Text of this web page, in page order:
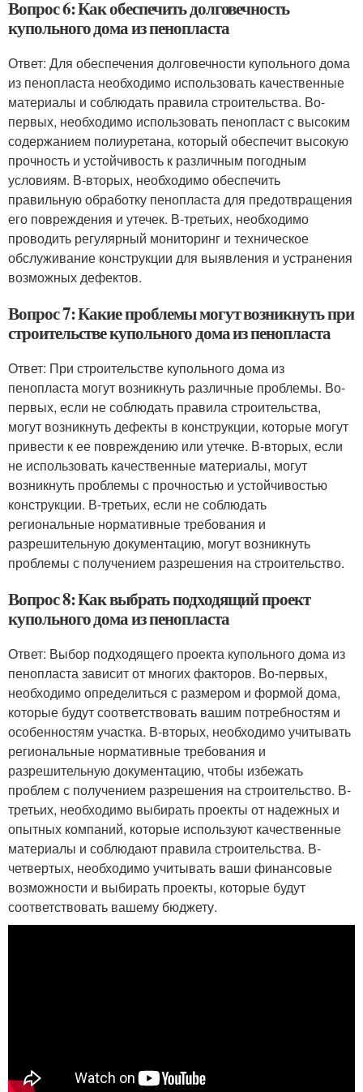
Вопрос 6: Как обеспечить долговечность
купольного дома из пенопласта
Ответ: Для обеспечения долговечности купольного дома
из пенопласта необходимо использовать качественные
материалы и соблюдать правила строительства. Во-
первых, необходимо использовать пенопласт с высоким
содержанием полиуретана, который обеспечит высокую
прочность и устойчивость к различным погодным
условиям. В-вторых, необходимо обеспечить
правильную обработку пенопласта для предотвращения
его повреждения и утечек. В-третьих, необходимо
проводить регулярный мониторинг и техническое
обслуживание конструкции для выявления и устранения
возможных дефектов.
Вопрос 7: Какие проблемы могут возникнуть при
строительстве купольного дома из пенопласта
Ответ: При строительстве купольного дома из
пенопласта могут возникнуть различные проблемы. Во-
первых, если не соблюдать правила строительства,
могут возникнуть дефекты в конструкции, которые могут
привести к ее повреждению или утечке. В-вторых, если
не использовать качественные материалы, могут
возникнуть проблемы с прочностью и устойчивостью
конструкции. В-третьих, если не соблюдать
региональные нормативные требования и
разрешительную документацию, могут возникнуть
проблемы с получением разрешения на строительство.
Вопрос 8: Как выбрать подходящий проект
купольного дома из пенопласта
Ответ: Выбор подходящего проекта купольного дома из
пенопласта зависит от многих факторов. Во-первых,
необходимо определиться с размером и формой дома,
которые будут соответствовать вашим потребностям и
особенностям участка. В-вторых, необходимо учитывать
региональные нормативные требования и
разрешительную документацию, чтобы избежать
проблем с получением разрешения на строительство. В-
третьих, необходимо выбирать проекты от надежных и
опытных компаний, которые используют качественные
материалы и соблюдают правила строительства. В-
четвертых, необходимо учитывать ваши финансовые
возможности и выбирать проекты, которые будут
соответствовать вашему бюджету.